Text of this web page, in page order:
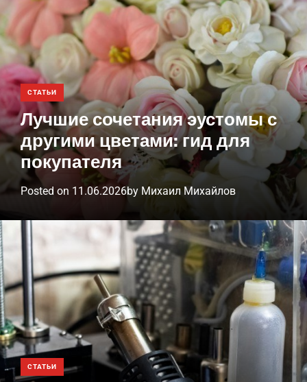
СТАТЬИ
Лучшие сочетания эустомы с
другими цветами: гид для
покупателя
Posted on 11.06.2026by Михаил Михайлов
СТАТЬИ